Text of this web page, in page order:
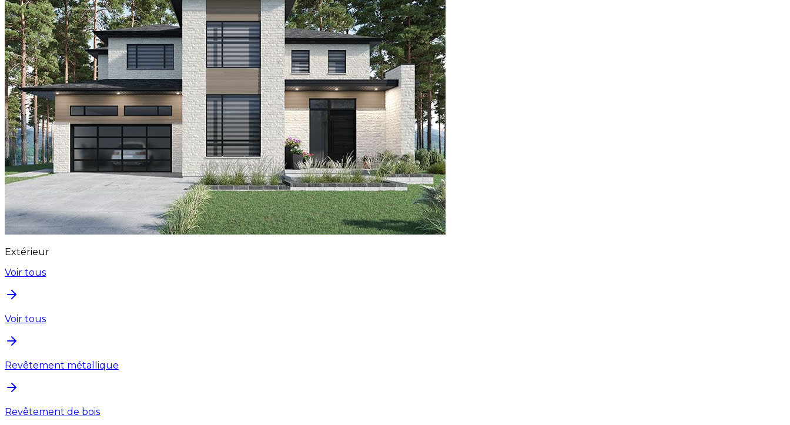
Extérieur
Voir tous
Voir tous
Revêtement métallique
Revêtement de bois